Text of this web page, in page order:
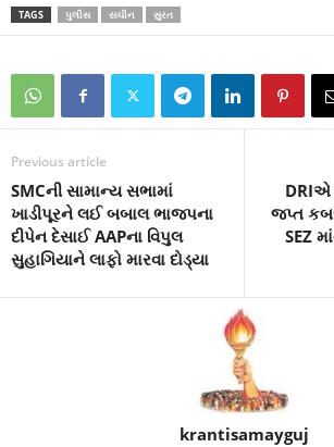
TAGS પુલીસ સચીન સુરત
Previous article
SMCની સામાન્ય સભામાં
ખાડીપૂરને લઈ બબાલ ભાજપના
દીપેન દેસાઈ AAPના વિપુલ
સુહાગિયાને લાફો મારવા દોડ્યા
DRIએ
જપ્ત
SEZ
krantisamayguj